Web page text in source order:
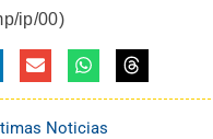
ip/00)
Noticias